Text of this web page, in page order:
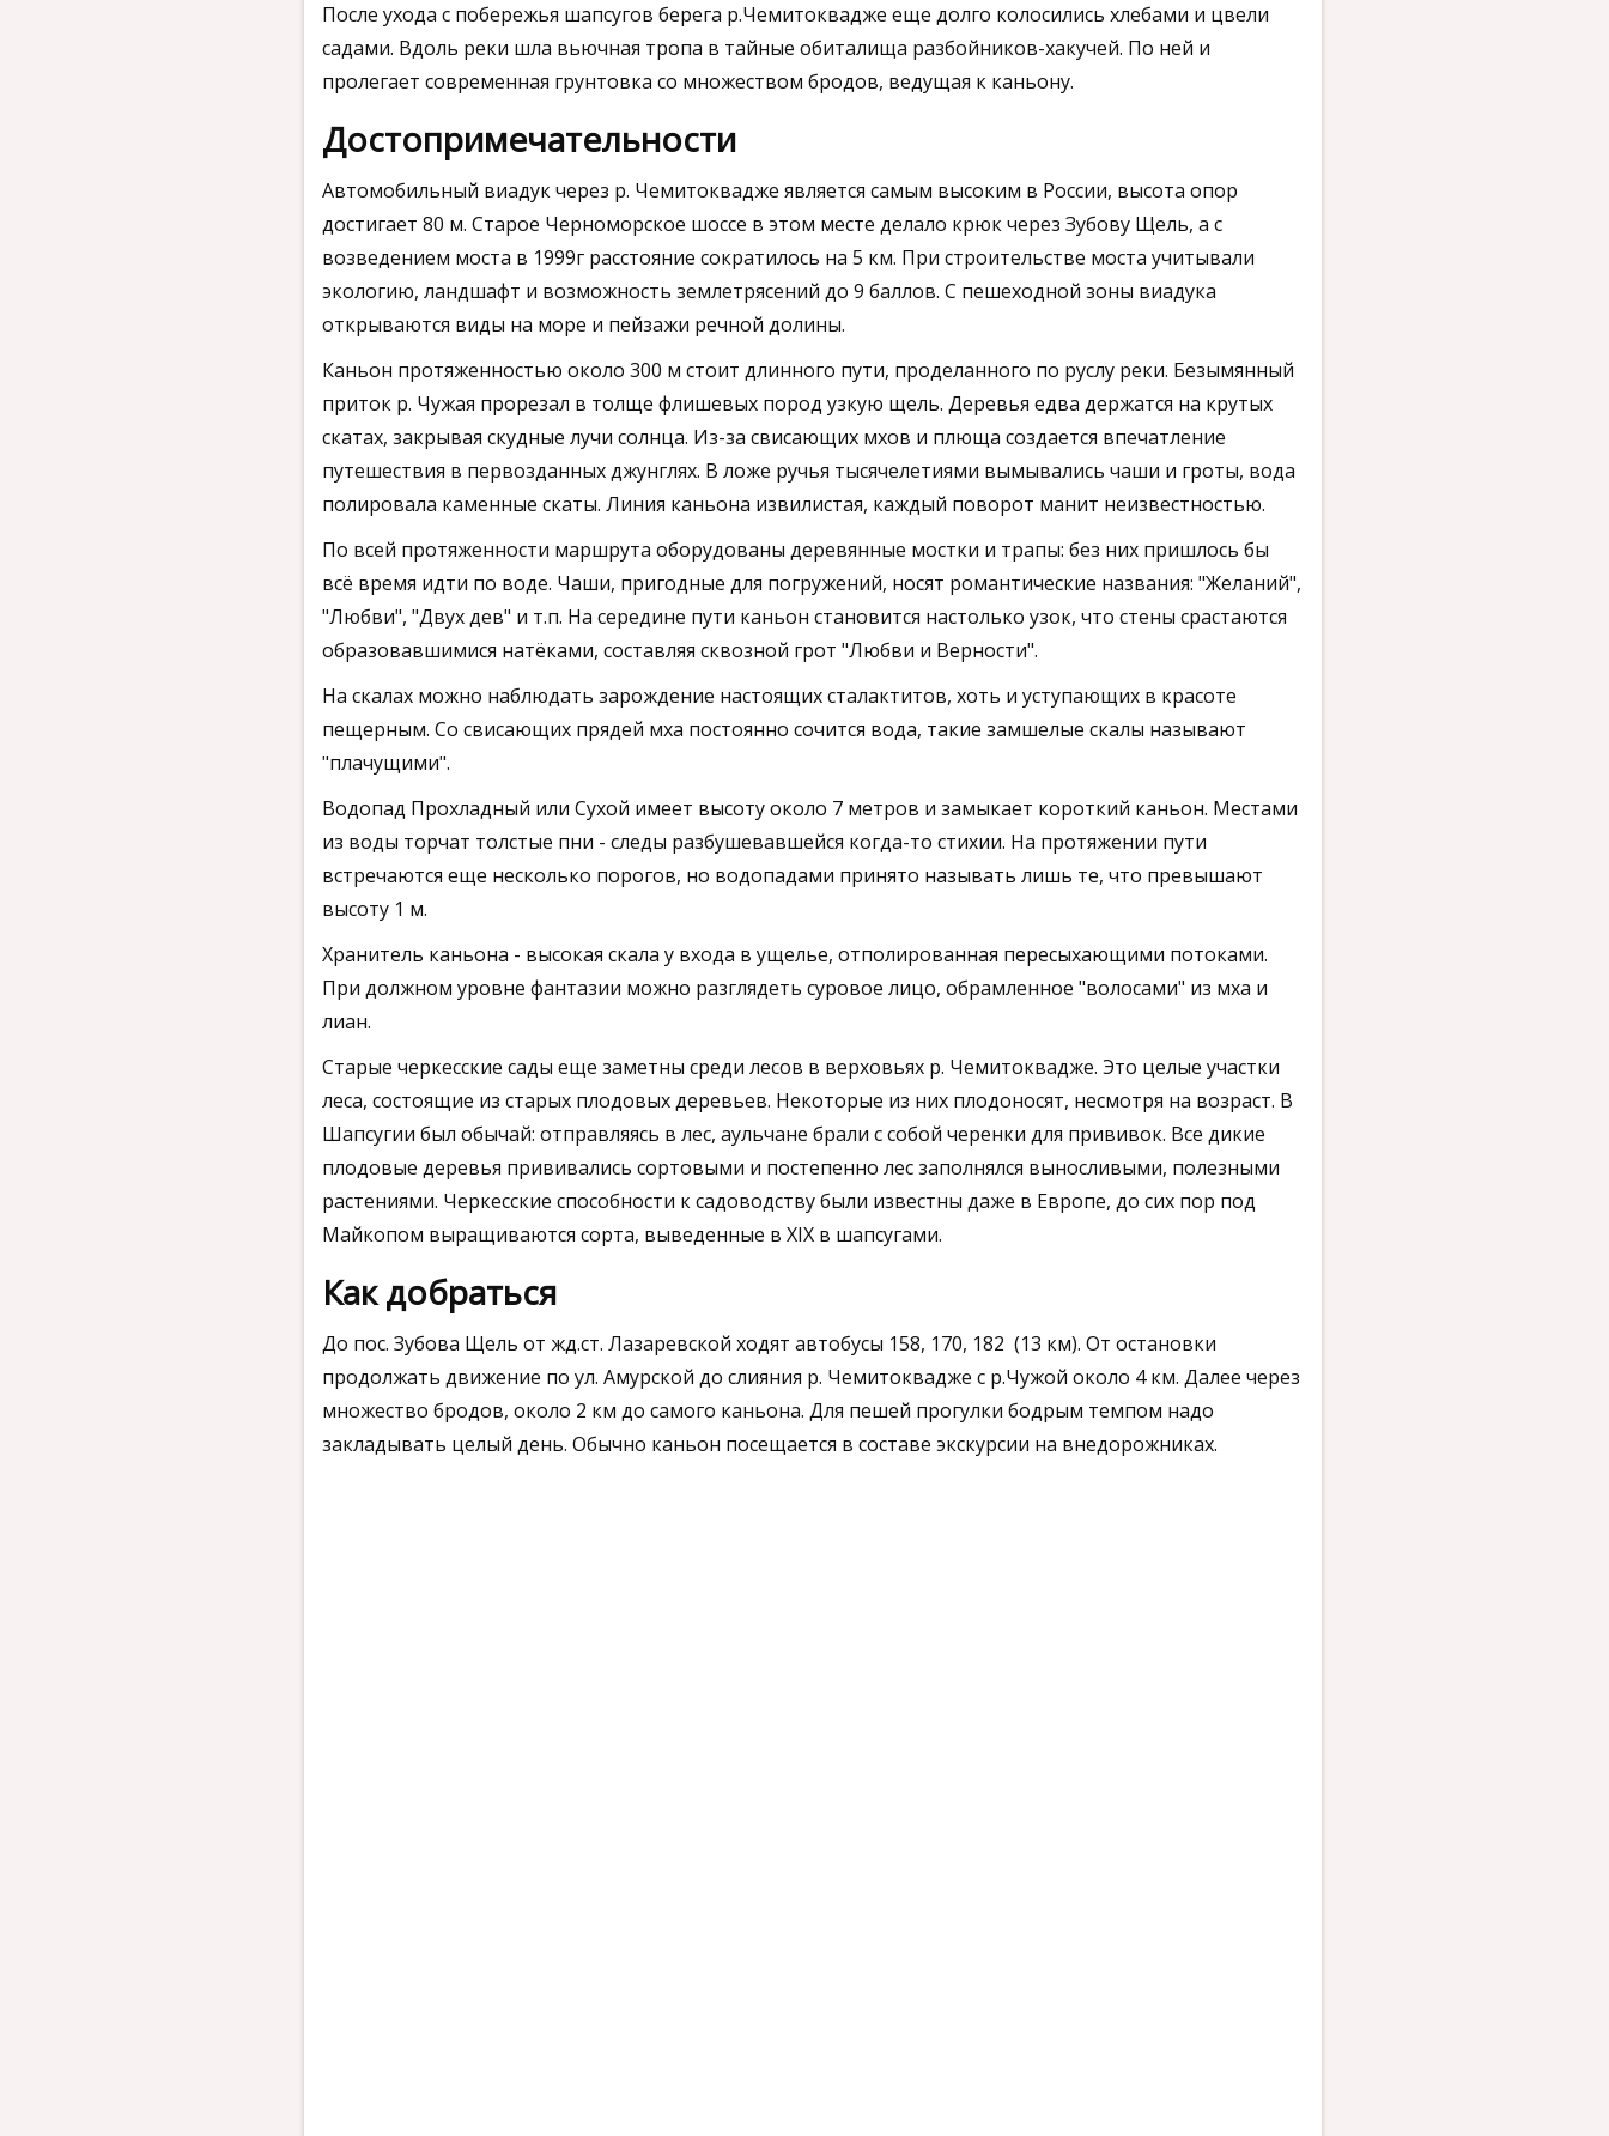
После ухода с побережья шапсугов берега р.Чемитоквадже еще долго колосились хлебами и цвели
садами. Вдоль реки шла вьючная тропа в тайные обиталища разбойников-хакучей. По ней и
пролегает современная грунтовка со множеством бродов, ведущая к каньону.
Достопримечательности
Автомобильный виадук через р. Чемитоквадже является самым высоким в России, высота опор
достигает 80 м. Старое Черноморское шоссе в этом месте делало крюк через Зубову Щель, а с
возведением моста в 1999г расстояние сократилось на 5 км. При строительстве моста учитывали
экологию, ландшафт и возможность землетрясений до 9 баллов. С пешеходной зоны виадука
открываются виды на море и пейзажи речной долины.
Каньон протяженностью около 300 м стоит длинного пути, проделанного по руслу реки. Безымянный
приток р. Чужая прорезал в толще флишевых пород узкую щель. Деревья едва держатся на крутых
скатах, закрывая скудные лучи солнца. Из-за свисающих мхов и плюща создается впечатление
путешествия в первозданных джунглях. В ложе ручья тысячелетиями вымывались чаши и гроты, вода
полировала каменные скаты. Линия каньона извилистая, каждый поворот манит неизвестностью.
По всей протяженности маршрута оборудованы деревянные мостки и трапы: без них пришлось бы
всё время идти по воде. Чаши, пригодные для погружений, носят романтические названия: "Желаний",
"Любви", "Двух дев" и т.п. На середине пути каньон становится настолько узок, что стены срастаются
образовавшимися натёками, составляя сквозной грот "Любви и Верности".
На скалах можно наблюдать зарождение настоящих сталактитов, хоть и уступающих в красоте
пещерным. Со свисающих прядей мха постоянно сочится вода, такие замшелые скалы называют
"плачущими".
Природа каньона Прохладный
Водопад Прохладный или Сухой имеет высоту около 7 метров и замыкает короткий каньон. Местами
из воды торчат толстые пни - следы разбушевавшейся когда-то стихии. На протяжении пути
встречаются еще несколько порогов, но водопадами принято называть лишь те, что превышают
высоту 1 м.
Хранитель каньона - высокая скала у входа в ущелье, отполированная пересыхающими потоками.
При должном уровне фантазии можно разглядеть суровое лицо, обрамленное "волосами" из мха и
лиан.
Старые черкесские сады еще заметны среди лесов в верховьях р. Чемитоквадже. Это целые участки
леса, состоящие из старых плодовых деревьев. Некоторые из них плодоносят, несмотря на возраст. В
Шапсугии был обычай: отправляясь в лес, аульчане брали с собой черенки для прививок. Все дикие
плодовые деревья прививались сортовыми и постепенно лес заполнялся выносливыми, полезными
растениями. Черкесские способности к садоводству были известны даже в Европе, до сих пор под
Майкопом выращиваются сорта, выведенные в XIX в шапсугами.
Как добраться
До пос. Зубова Щель от жд.ст. Лазаревской ходят автобусы 158, 170, 182 (13 км). От остановки
продолжать движение по ул. Амурской до слияния р. Чемитоквадже с р.Чужой около 4 км. Далее через
множество бродов, около 2 км до самого каньона. Для пешей прогулки бодрым темпом надо
закладывать целый день. Обычно каньон посещается в составе экскурсии на внедорожниках.